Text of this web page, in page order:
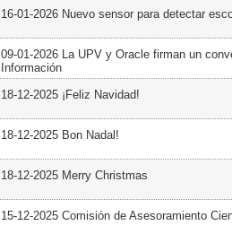
16-01-2026 Nuevo sensor para detectar
09-01-2026 La UPV y Oracle firman un
Información
18-12-2025 ¡Feliz Navidad!
18-12-2025 Bon Nadal!
18-12-2025 Merry Christmas
15-12-2025 Comisión de Asesoramiento